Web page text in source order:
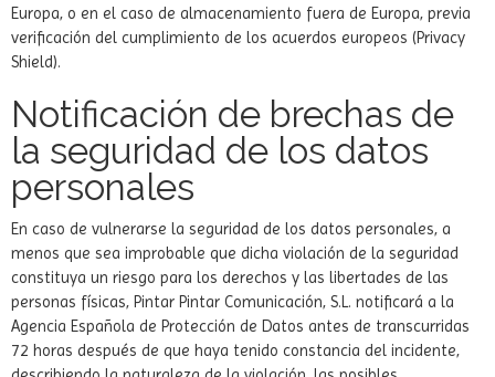
Europa, o en el caso de almacenamiento fuera de Europa, previa
verificación del cumplimiento de los acuerdos europeos (Privacy
Shield).
Notificación de brechas de
la seguridad de los datos
personales
En caso de vulnerarse la seguridad de los datos personales, a
menos que sea improbable que dicha violación de la seguridad
constituya un riesgo para los derechos y las libertades de las
personas físicas, Pintar Pintar Comunicación, S.L. notificará a la
Agencia Española de Protección de Datos antes de transcurridas
72 horas después de que haya tenido constancia del incidente,